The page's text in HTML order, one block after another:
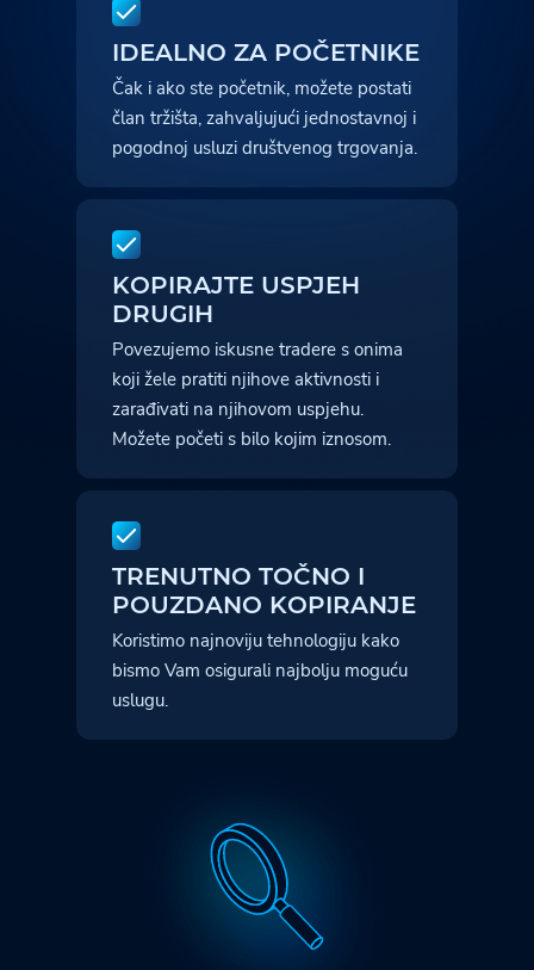
IDEALNO ZA POČETNIKE
Čak i ako ste početnik, možete postati
član tržišta, zahvaljujući jednostavnoj i
pogodnoj usluzi društvenog trgovanja.
KOPIRAJTE USPJEH
DRUGIH
Povezujemo iskusne tradere s onima
koji žele pratiti njihove aktivnosti i
zarađivati na njihovom uspjehu.
Možete početi s bilo kojim iznosom.
TRENUTNO TOČNO I
POUZDANO KOPIRANJE
Koristimo najnoviju tehnologiju kako
bismo Vam osigurali najbolju moguću
uslugu.